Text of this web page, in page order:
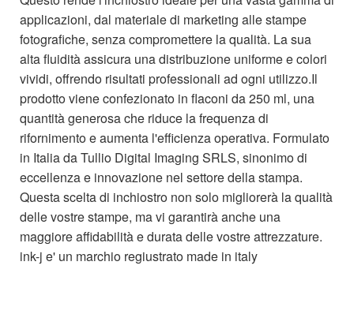
applicazioni, dal materiale di marketing alle stampe
fotografiche, senza compromettere la qualità. La sua
alta fluidità assicura una distribuzione uniforme e colori
vividi, offrendo risultati professionali ad ogni utilizzo.Il
prodotto viene confezionato in flaconi da 250 ml, una
quantità generosa che riduce la frequenza di
rifornimento e aumenta l'efficienza operativa. Formulato
in Italia da Tullio Digital Imaging SRLS, sinonimo di
eccellenza e innovazione nel settore della stampa.
Questa scelta di inchiostro non solo migliorerà la qualità
delle vostre stampe, ma vi garantirà anche una
maggiore affidabilità e durata delle vostre attrezzature.
ink-j e' un marchio regiustrato made in italy